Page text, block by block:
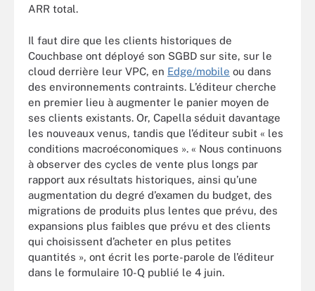
ARR total.
Il faut dire que les clients historiques de
Couchbase ont déployé son SGBD sur site, sur le
cloud derrière leur VPC, en Edge/mobile ou dans
des environnements contraints. L’éditeur cherche
en premier lieu à augmenter le panier moyen de
ses clients existants. Or, Capella séduit davantage
les nouveaux venus, tandis que l’éditeur subit « les
conditions macroéconomiques ». « Nous continuons
à observer des cycles de vente plus longs par
rapport aux résultats historiques, ainsi qu’une
augmentation du degré d’examen du budget, des
migrations de produits plus lentes que prévu, des
expansions plus faibles que prévu et des clients
qui choisissent d’acheter en plus petites
quantités », ont écrit les porte-parole de l’éditeur
dans le formulaire 10-Q publié le 4 juin.